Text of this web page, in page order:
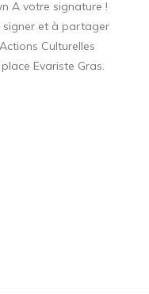
A votre signature !
signer et à partager
Culturelles
Evariste Gras.